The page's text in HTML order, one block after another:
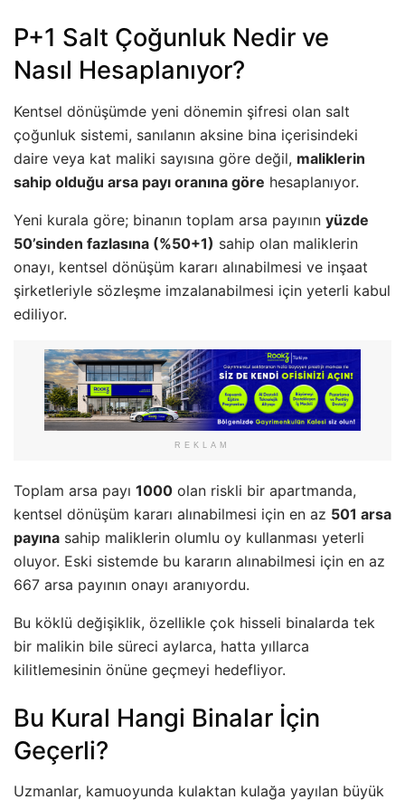
P+1 Salt Çoğunluk Nedir ve
Nasıl Hesaplanıyor?
Kentsel dönüşümde yeni dönemin şifresi olan salt
çoğunluk sistemi, sanılanın aksine bina içerisindeki
daire veya kat maliki sayısına göre değil, maliklerin
sahip olduğu arsa payı oranına göre hesaplanıyor.
Yeni kurala göre; binanın toplam arsa payının yüzde
50’sinden fazlasına (%50+1) sahip olan maliklerin
onayı, kentsel dönüşüm kararı alınabilmesi ve inşaat
şirketleriyle sözleşme imzalanabilmesi için yeterli kabul
ediliyor.
REKLAM
Toplam arsa payı 1000 olan riskli bir apartmanda,
kentsel dönüşüm kararı alınabilmesi için en az 501 arsa
payına sahip maliklerin olumlu oy kullanması yeterli
oluyor. Eski sistemde bu kararın alınabilmesi için en az
667 arsa payının onayı aranıyordu.
Bu köklü değişiklik, özellikle çok hisseli binalarda tek
bir malikin bile süreci aylarca, hatta yıllarca
kilitlemesinin önüne geçmeyi hedefliyor.
Bu Kural Hangi Binalar İçin
Geçerli?
Uzmanlar, kamuoyunda kulaktan kulağa yayılan büyük